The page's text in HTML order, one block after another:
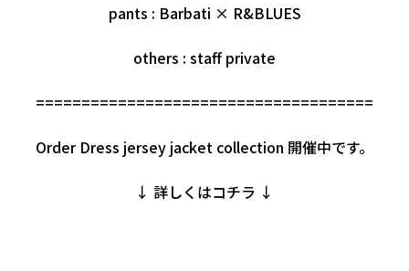
pants : Barbati × R&BLUES
others : staff private
=====================================
Order Dress jersey jacket collection 開催中です。
↓ 詳しくはコチラ ↓